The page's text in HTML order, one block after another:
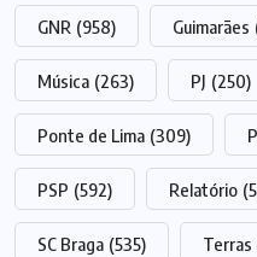
GNR (958) Guimarães
Música (263) PJ (250)
Ponte de Lima (309)
PSP (592) Relatório
SC Braga (535) Terras